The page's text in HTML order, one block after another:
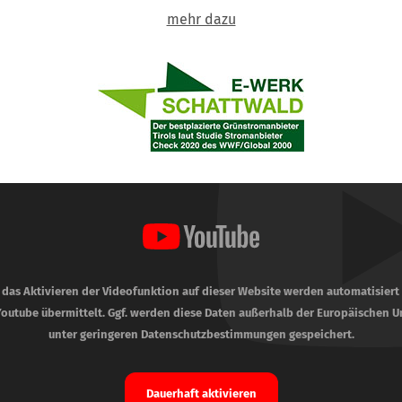
mehr dazu
das Aktivieren der Videofunktion auf dieser Website werden automatisiert
übermittelt. Ggf. werden diese Daten außerhalb der Europäischen
unter geringeren Datenschutzbestimmungen gespeichert.
Dauerhaft aktivieren